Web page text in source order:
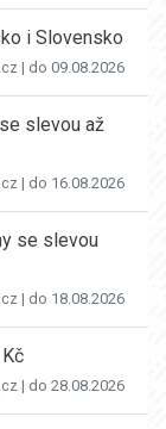
i Slovensko
| do 09.08.2026
slevou až
| do 16.08.2026
se slevou
| do 18.08.2026
| do 28.08.2026